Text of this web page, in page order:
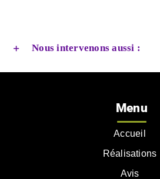
Nous intervenons aussi :
Menu
Accueil
Réalisations
Avis